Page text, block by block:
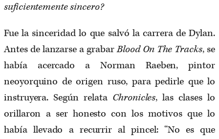
suficientemente sincero?
Fue la sinceridad lo que salvó la carrera de Dylan.
Antes de lanzarse a grabarBlood On The Tracks, se
había acercado a Norman Raeben, pintor
neoyorquino de origen ruso, para pedirle que lo
instruyera. Según relata Chronicles, las clases lo
orillaron a ser honesto con los motivos que lo
había llevado a recurrir al pincel: “No es que